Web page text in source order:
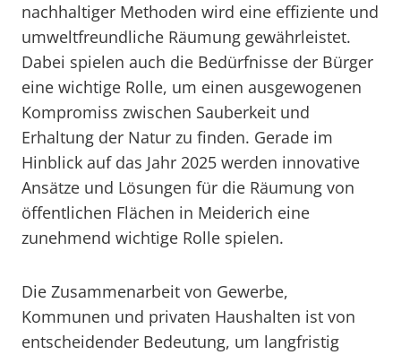
nachhaltiger Methoden wird eine effiziente und
umweltfreundliche Räumung gewährleistet.
Dabei spielen auch die Bedürfnisse der Bürger
eine wichtige Rolle, um einen ausgewogenen
Kompromiss zwischen Sauberkeit und
Erhaltung der Natur zu finden. Gerade im
Hinblick auf das Jahr 2025 werden innovative
Ansätze und Lösungen für die Räumung von
öffentlichen Flächen in Meiderich eine
zunehmend wichtige Rolle spielen.
Die Zusammenarbeit von Gewerbe,
Kommunen und privaten Haushalten ist von
entscheidender Bedeutung, um langfristig